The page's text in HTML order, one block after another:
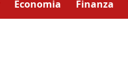
Economia Finanza